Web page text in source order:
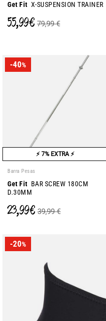
Get Fit X-SUSPENSION TRAINER
55,99 € 79,99 €
-40%
⚡ 7% EXTRA ⚡
Barra Pesas
Get Fit BAR SCREW 180CM
D.30MM
23,99 € 39,99 €
-20%